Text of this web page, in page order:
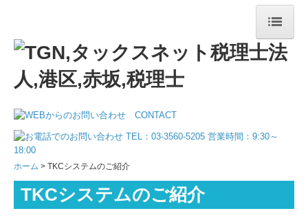
ホーム
業務案内
独立開業される方へ
会社を経営されている方へ
相続
ホーム TKCシステムのご紹介
TKCシステムのご紹介